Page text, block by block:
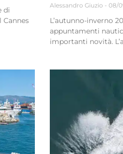
di
Alessandro Giuzio 08/
L’autunno-inverno
appuntamenti
importanti novità.